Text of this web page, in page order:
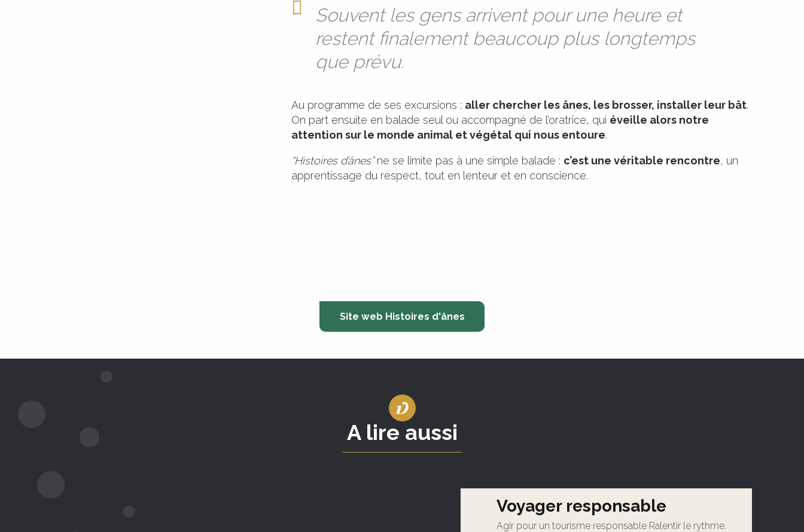
Souvent les gens arrivent pour une heure et
restent finalement beaucoup plus longtemps
que prévu.
Au programme de ses excursions : aller chercher les ânes, les brosser, installer leur bât.
On part ensuite en balade seul ou accompagné de l’oratrice, qui éveille alors notre
attention sur le monde animal et végétal qui nous entoure.
“Histoires d’ânes”ne se limite pas à une simple balade : c’est une véritable rencontre, un
apprentissage du respect, tout en lenteur et en conscience.
Site web Histoires d'ânes
A lire aussi
Voyager responsable
Agir pour un tourisme responsable Ralentir le rythme.